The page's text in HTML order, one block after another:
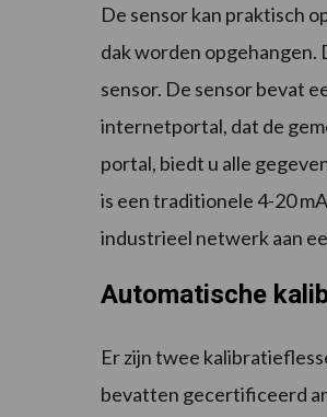
De sensor kan praktisch
dak worden opgehangen.
sensor. De sensor bevat
internetportal, dat de
portal, biedt u alle
is een traditionele 4-20
industrieel netwerk aan
Automatische
Er zijn twee
bevatten gecertificeerd